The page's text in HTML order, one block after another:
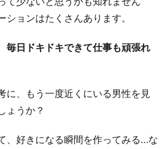
ョンはたくさんあります。
毎日ドキドキできて仕事も頑張れ
に、もう一度近くにいる男性を見
ょうか？
、好きになる瞬間を作ってみる…な